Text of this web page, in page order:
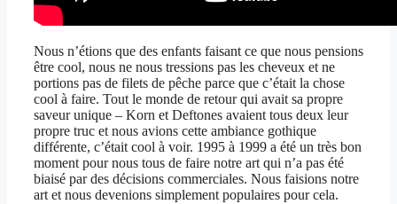
Nous n’étions que des enfants faisant ce que nous pensions
être cool, nous ne nous tressions pas les cheveux et ne
portions pas de filets de pêche parce que c’était la chose
cool à faire. Tout le monde de retour qui avait sa propre
saveur unique – Korn et Deftones avaient tous deux leur
propre truc et nous avions cette ambiance gothique
différente, c’était cool à voir. 1995 à 1999 a été un très bon
moment pour nous tous de faire notre art qui n’a pas été
biaisé par des décisions commerciales. Nous faisions notre
art et nous devenions simplement populaires pour cela.